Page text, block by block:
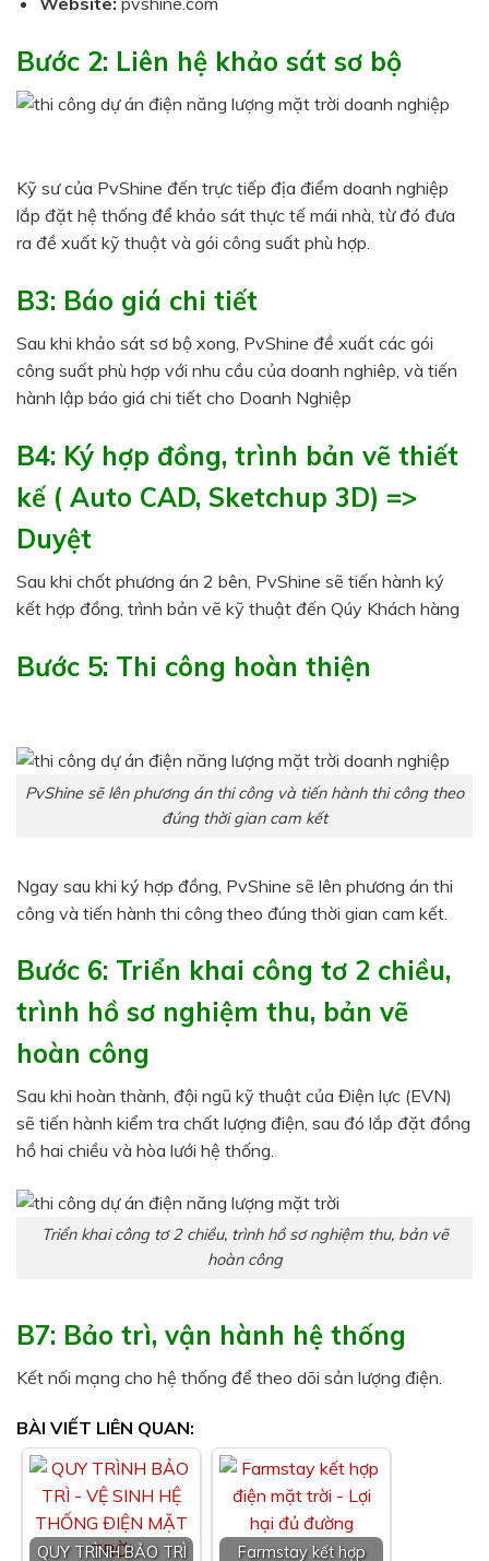
Bước 2: Liên hệ khảo sát sơ bộ
Kỹ sư của PvShine đến trực tiếp địa điểm doanh nghiệp
lắp đặt hệ thống để khảo sát thực tế mái nhà, từ đó đưa
ra đề xuất kỹ thuật và gói công suất phù hợp.
B3: Báo giá chi tiết
Sau khi khảo sát sơ bộ xong, PvShine đề xuất các gói
công suất phù hợp với nhu cầu của doanh nghiêp, và tiến
hành lập báo giá chi tiết cho Doanh Nghiệp
B4: Ký hợp đồng, trình bản vẽ thiết
kế ( Auto CAD, Sketchup 3D) =>
Duyệt
Sau khi chốt phương án 2 bên, PvShine sẽ tiến hành ký
kết hợp đồng, trình bản vẽ kỹ thuật đến Qúy Khách hàng
Bước 5: Thi công hoàn thiện
PvShine sẽ lên phương án thi công và tiến hành thi công theo
đúng thời gian cam kết
Ngay sau khi ký hợp đồng, PvShine sẽ lên phương án thi
công và tiến hành thi công theo đúng thời gian cam kết.
Bước 6: Triển khai công tơ 2 chiều,
trình hồ sơ nghiệm thu, bản vẽ
hoàn công
Sau khi hoàn thành, đội ngũ kỹ thuật của Điện lực (EVN)
sẽ tiến hành kiểm tra chất lượng điện, sau đó lắp đặt đồng
hồ hai chiều và hòa lưới hệ thống.
Triển khai công tơ 2 chiều, trình hồ sơ nghiệm thu, bản vẽ
hoàn công
B7: Bảo trì, vận hành hệ thống
Kết nối mạng cho hệ thống để theo dõi sản lượng điện.
BÀI VIẾT LIÊN QUAN:
QUY TRÌNH BẢO TRÌ Farmstay kết hợp